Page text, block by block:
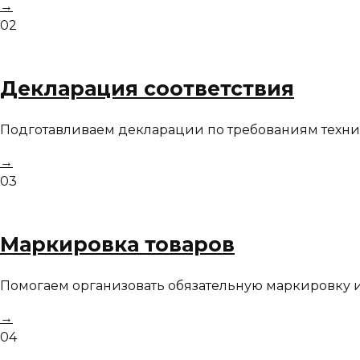
→
02
Декларация соответствия
Подготавливаем декларации по требованиям
→
03
Маркировка товаров
Помогаем организовать обязательную маркировку
→
04